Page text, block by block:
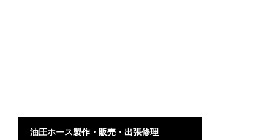
油圧ホース製作・販売・出張修理